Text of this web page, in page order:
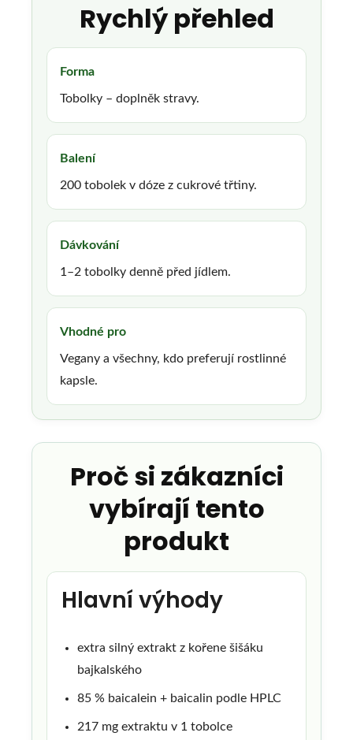
Rychlý přehled
Forma
Tobolky – doplněk stravy.
Balení
200 tobolek v dóze z cukrové třtiny.
Dávkování
1–2 tobolky denně před jídlem.
Vhodné pro
Vegany a všechny, kdo preferují rostlinné
kapsle.
Proč si zákazníci
vybírají tento
produkt
Hlavní výhody
extra silný extrakt z kořene šišáku
bajkalského
85 % baicalein + baicalin podle HPLC
217 mg extraktu v 1 tobolce